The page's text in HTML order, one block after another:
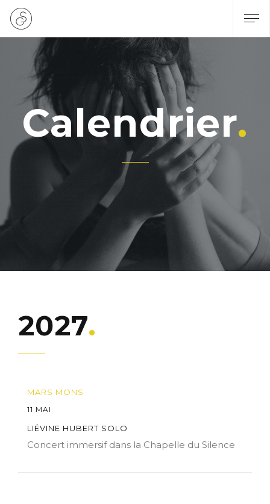
Calendrier
2027
MARS MONS
11 MAI
LIÉVINE HUBERT SOLO
Concert immersif dans la Chapelle du Silence